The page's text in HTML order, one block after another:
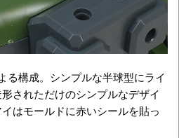
る構成。シンプルな半球型にライ
されただけのシンプルなデザイ
はモールドに赤いシールを貼っ